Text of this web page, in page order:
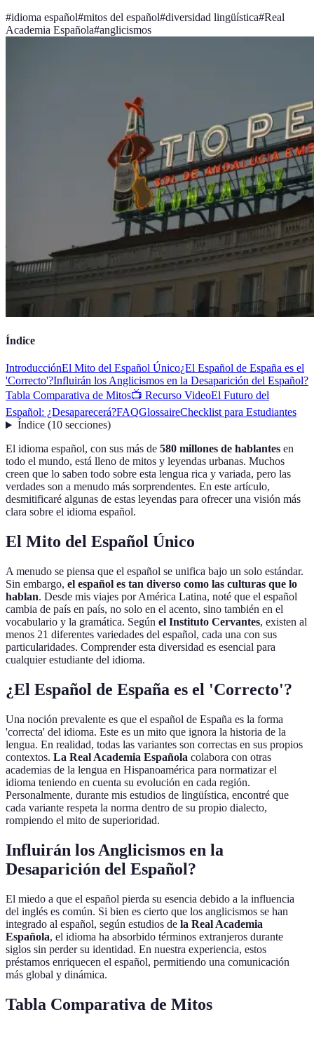
#idioma español#mitos del español#diversidad lingüística#Real
Academia Española#anglicismos
Índice
IntroducciónEl Mito del Español Único¿El Español de España es el
'Correcto'?Influirán los Anglicismos en la Desaparición del Español?
Tabla Comparativa de Mitos📺 Recurso VideoEl Futuro del
Español: ¿Desaparecerá?FAQGlossaireChecklist para Estudiantes
Índice(10 secciones)
El idioma español, con sus más de 580 millones de hablantes en
todo el mundo, está lleno de mitos y leyendas urbanas. Muchos
creen que lo saben todo sobre esta lengua rica y variada, pero las
verdades son a menudo más sorprendentes. En este artículo,
desmitificaré algunas de estas leyendas para ofrecer una visión más
clara sobre el idioma español.
El Mito del Español Único
A menudo se piensa que el español se unifica bajo un solo estándar.
Sin embargo, el español es tan diverso como las culturas que lo
hablan. Desde mis viajes por América Latina, noté que el español
cambia de país en país, no solo en el acento, sino también en el
vocabulario y la gramática. Según el Instituto Cervantes, existen al
menos 21 diferentes variedades del español, cada una con sus
particularidades. Comprender esta diversidad es esencial para
cualquier estudiante del idioma.
¿El Español de España es el 'Correcto'?
Una noción prevalente es que el español de España es la forma
'correcta' del idioma. Este es un mito que ignora la historia de la
lengua. En realidad, todas las variantes son correctas en sus propios
contextos. La Real Academia Española colabora con otras
academias de la lengua en Hispanoamérica para normatizar el
idioma teniendo en cuenta su evolución en cada región.
Personalmente, durante mis estudios de lingüística, encontré que
cada variante respeta la norma dentro de su propio dialecto,
rompiendo el mito de superioridad.
Influirán los Anglicismos en la
Desaparición del Español?
El miedo a que el español pierda su esencia debido a la influencia
del inglés es común. Si bien es cierto que los anglicismos se han
integrado al español, según estudios de la Real Academia
Española, el idioma ha absorbido términos extranjeros durante
siglos sin perder su identidad. En nuestra experiencia, estos
préstamos enriquecen el español, permitiendo una comunicación
más global y dinámica.
Tabla Comparativa de Mitos